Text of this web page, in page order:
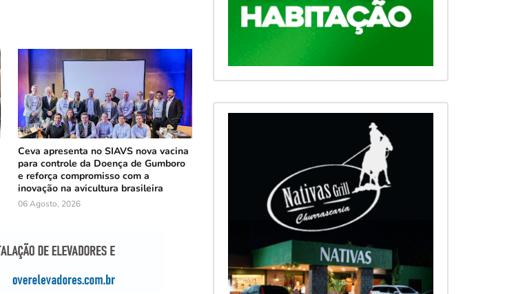
Ceva apresenta no SIAVS nova vacina
para controle da Doença de Gumboro
e reforça compromisso com a
inovação na avicultura brasileira
06 Agosto, 2026